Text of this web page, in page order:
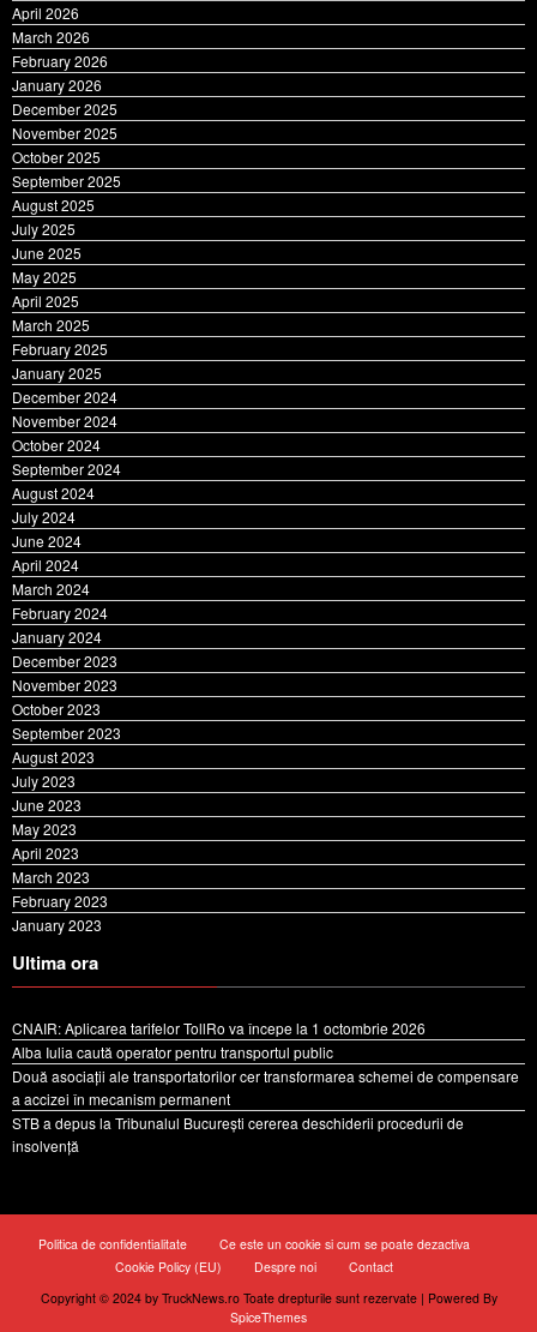
March 2026
February 2026
January 2026
December 2025
November 2025
October 2025
September 2025
August 2025
July 2025
June 2025
May 2025
April 2025
March 2025
February 2025
January 2025
December 2024
November 2024
October 2024
September 2024
August 2024
July 2024
June 2024
April 2024
March 2024
February 2024
January 2024
December 2023
November 2023
October 2023
September 2023
August 2023
July 2023
June 2023
May 2023
April 2023
March 2023
February 2023
January 2023
Ultima ora
Alba Iulia caută operator pentru transportul public
Două asociații ale transportatorilor cer transformarea schemei de compensare
a accizei în mecanism permanent
STB a depus la Tribunalul București cererea deschiderii procedurii de
insolvență
Politica de confidentialitate
Ce este un cookie si cum se poate dezactiva
Cookie Policy (EU)
Despre noi
Contact
Copyright © 2024 by TruckNews.ro Toate drepturile sunt rezervate | Powered By
SpiceThemes